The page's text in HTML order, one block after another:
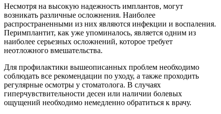
Несмотря на высокую надежность имплантов, могут
возникать различные осложнения. Наиболее
распространенными из них являются инфекции и воспаления.
Перимплантит, как уже упоминалось, является одним из
наиболее серьезных осложнений, которое требует
неотложного вмешательства.
Для профилактики вышеописанных проблем необходимо
соблюдать все рекомендации по уходу, а также проходить
регулярные осмотры у стоматолога. В случаях
гиперчувствительности десен или наличии болевых
ощущений необходимо немедленно обратиться к врачу.